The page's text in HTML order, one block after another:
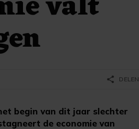
begin van dit jaar slechter
de economie van
share DELEN